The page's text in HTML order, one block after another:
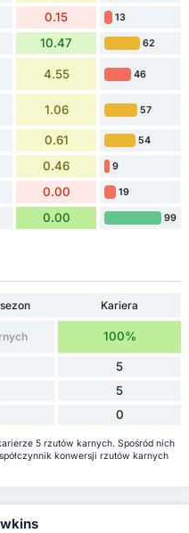
0.15 13
10.47 62
4.55 46
1.06 57
0.61 54
0.46 9
0.00 19
0.00 99
Kariera
100%
5
5
0
5 rzutów karnych. Spośród nich
konwersji rzutów karnych